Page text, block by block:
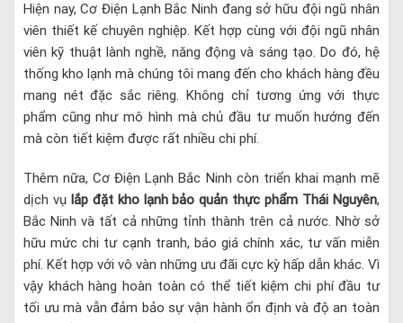
Hiện nay, Cơ Điện Lạnh Bắc Ninh đang sở hữu đội ngũ nhân
viên thiết kế chuyên nghiệp. Kết hợp cùng với đội ngũ nhân
viên kỹ thuật lành nghề, năng động và sáng tạo. Do đó, hệ
thống kho lạnh mà chúng tôi mang đến cho khách hàng đều
mang nét đặc sắc riêng. Không chỉ tương ứng với thực
phẩm cũng như mô hình mà chủ đầu tư muốn hướng đến
mà còn tiết kiệm được rất nhiều chi phí.
Thêm nữa, Cơ Điện Lạnh Bắc Ninh còn triển khai mạnh mẽ
dịch vụ lắp đặt kho lạnh bảo quản thực phẩm Thái Nguyên,
Bắc Ninh và tất cả những tỉnh thành trên cả nước. Nhờ sở
hữu mức chi tư cạnh tranh, báo giá chính xác, tư vấn miễn
phí. Kết hợp với vô vàn những ưu đãi cực kỳ hấp dẫn khác. Vì
vậy khách hàng hoàn toàn có thể tiết kiệm chi phí đầu tư
tối ưu mà vẫn đảm bảo sự vận hành ổn định và độ an toàn